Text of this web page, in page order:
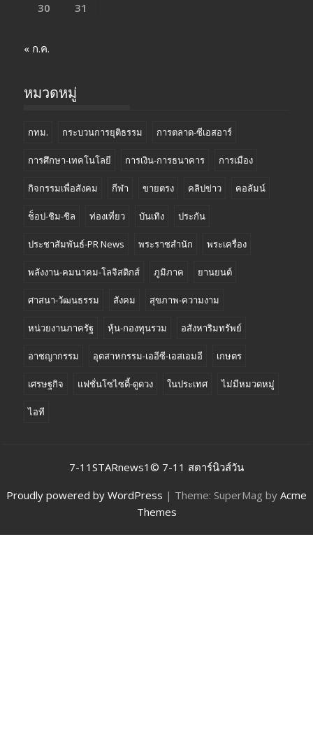
30
31
« ก.ค.
หมวดหมู่
กทม. กระบวนการยุติธรรม การตลาด-ซีเอสอาร์
การศึกษา-เทคโนโลยี การเงิน-การธนาคาร การเมือง
กิจกรรมเพื่อสังคม กีฬา ขายตรง คลิปข่าว คอลัมน์
ช็อป-ชิม-ชิล ท่องเที่ยว บันเทิง ประกัน
ประชาสัมพันธ์-PR News พระราชสำนัก พระเครื่อง
พลังงาน-คมนาคม-โลจิสติกส์ ภูมิภาค ยานยนต์
ศาสนา-วัฒนธรรม สังคม สุขภาพ-ความงาม
หน่วยงานภาครัฐ หุ้น-กองทุนรวม อสังหาริมทรัพย์
อาชญากรรม อุตสาหกรรม-เออีซี-เอสเอมอี เกษตร
เศรษฐกิจ แฟชั่นโซไซตี้-ดูดวง ในประเทศ ไม่มีหมวดหมู่
ไอที
7-11STARnews1© 7-11 สตาร์นิวส์วัน
Proudly powered by WordPress | Theme: SuperMag by Acme
Themes